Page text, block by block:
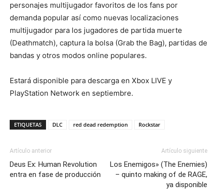
personajes multijugador favoritos de los fans por
demanda popular así como nuevas localizaciones
multijugador para los jugadores de partida muerte
(Deathmatch), captura la bolsa (Grab the Bag), partidas de
bandas y otros modos online populares.
Estará disponible para descarga en Xbox LIVE y
PlayStation Network en septiembre.
ETIQUETAS DLC red dead redemption Rockstar
Artículo anterior
Deus Ex: Human Revolution
entra en fase de producción
Artículo siguiente
Los Enemigos» (The Enemies)
– quinto making of de RAGE,
ya disponible